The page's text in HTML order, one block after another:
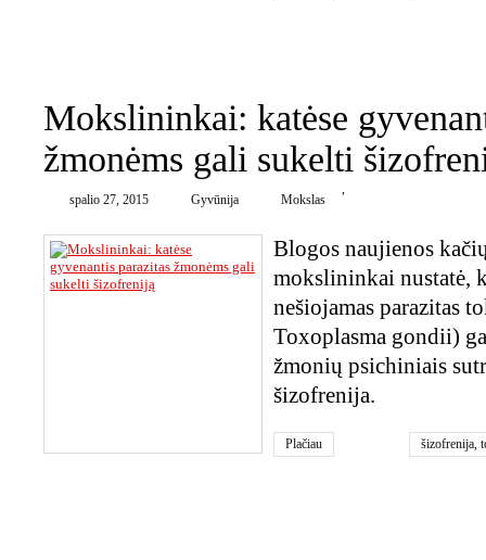
Mokslininkai: katėse
žmonėms gali sukelti
spalio 27, 2015 Gyvūnija
,
Mokslas
Blogos naujienos
mokslininkai nustatė,
nešiojamas parazitas
Toxoplasma gondii)
žmonių psichiniais
šizofrenija.
Plačiau šizofrenija,